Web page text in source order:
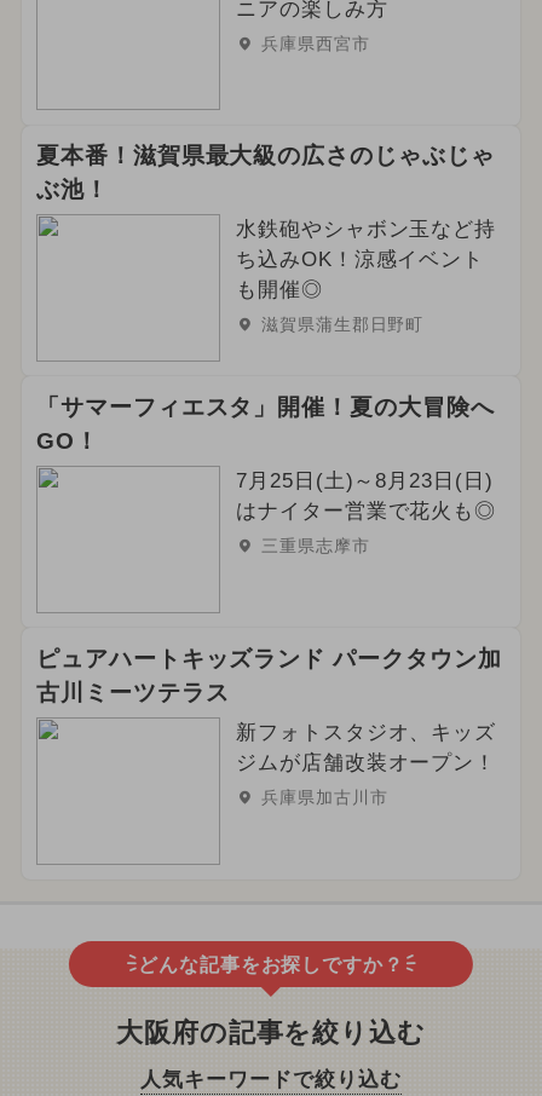
ニアの楽しみ方
兵庫県西宮市
夏本番！滋賀県最大級の広さのじゃぶじゃ
ぶ池！
水鉄砲やシャボン玉など持
ち込みOK！涼感イベント
も開催◎
滋賀県蒲生郡日野町
「サマーフィエスタ」開催！夏の大冒険へ
GO！
7月25日(土)～8月23日(日)
はナイター営業で花火も◎
三重県志摩市
ピュアハートキッズランド パークタウン加
古川ミーツテラス
新フォトスタジオ、キッズ
ジムが店舗改装オープン！
兵庫県加古川市
どんな記事をお探しですか？
大阪府の記事を絞り込む
人気キーワードで絞り込む